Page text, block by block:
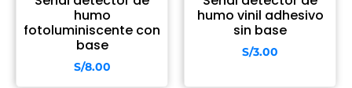
humo
fotoluminiscente con
base
S/8.00
humo vinil adhesivo
sin base
S/3.00